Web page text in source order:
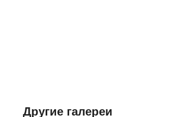
Другие галереи